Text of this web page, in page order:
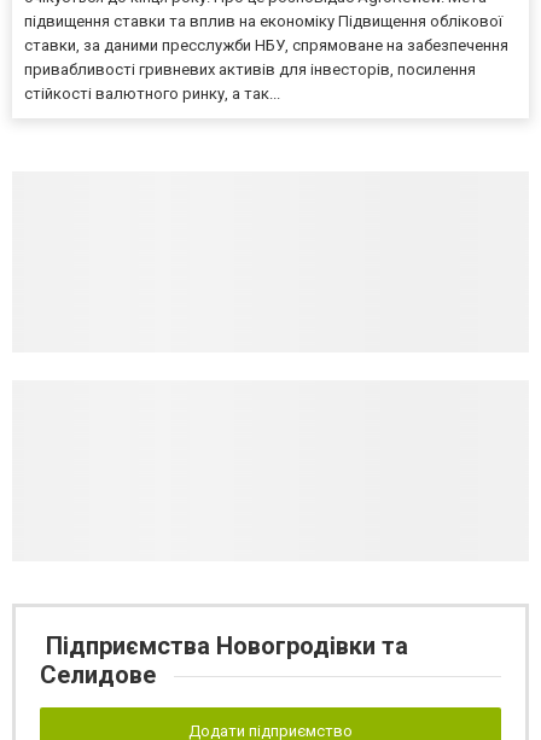
підвищення ставки та вплив на економіку Підвищення облікової
ставки, за даними пресслужби НБУ, спрямоване на забезпечення
привабливості гривневих активів для інвесторів, посилення
стійкості валютного ринку, а так...
Підприємства Новогродівки та
Селидове
Додати підприємство